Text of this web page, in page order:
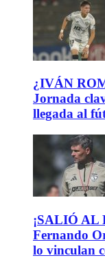
¿IVÁN
Jornada
llegada al
¡SALIÓ AL
Fernando
lo vinculan